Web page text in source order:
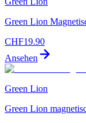
Green Lion
CHF19.90
Ansehen
Green Lion
Green Lion